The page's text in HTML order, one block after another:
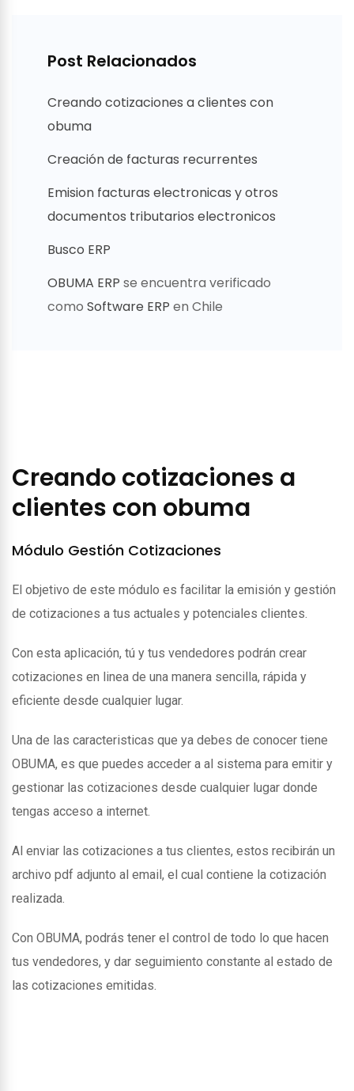
Post Relacionados
Creando cotizaciones a clientes con
obuma
Creación de facturas recurrentes
Emision facturas electronicas y otros
documentos tributarios electronicos
Busco ERP
OBUMA ERP se encuentra verificado
como Software ERP en Chile
Creando cotizaciones a
clientes con obuma
Módulo Gestión Cotizaciones
El objetivo de este módulo es facilitar la emisión y gestión
de cotizaciones a tus actuales y potenciales clientes.
Con esta aplicación, tú y tus vendedores podrán crear
cotizaciones en linea de una manera sencilla, rápida y
eficiente desde cualquier lugar.
Una de las caracteristicas que ya debes de conocer tiene
OBUMA, es que puedes acceder a al sistema para emitir y
gestionar las cotizaciones desde cualquier lugar donde
tengas acceso a internet.
Al enviar las cotizaciones a tus clientes, estos recibirán un
archivo pdf adjunto al email, el cual contiene la cotización
realizada.
Con OBUMA, podrás tener el control de todo lo que hacen
tus vendedores, y dar seguimiento constante al estado de
las cotizaciones emitidas.